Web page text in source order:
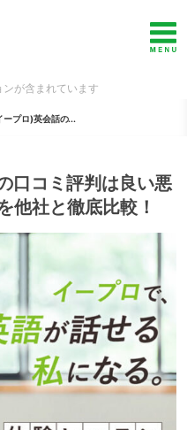
が含まれています
ープロ)英会話の...
口コミ評判は良い悪
他社と徹底比較！